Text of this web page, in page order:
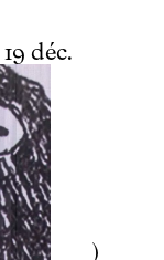
19 décembre
déc.